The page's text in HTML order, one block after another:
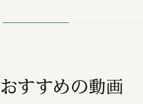
おすすめの動画